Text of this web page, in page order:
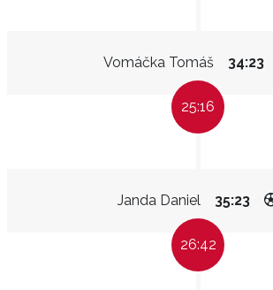
Vomáčka Tomáš 34:23
25:16
Janda Daniel 35:23
26:42